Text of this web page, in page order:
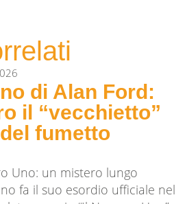
di Alan Ford:
il “vecchietto”
fumetto
Uno: un mistero lungo
fa il suo esordio ufficiale nel